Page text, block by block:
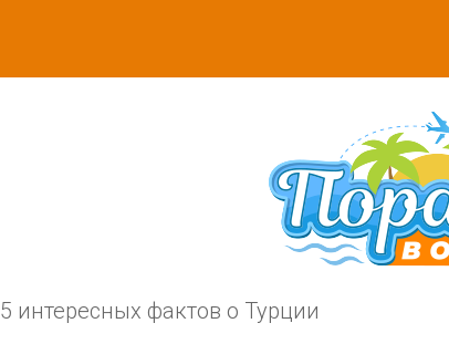
5 интересных фактов о Турции